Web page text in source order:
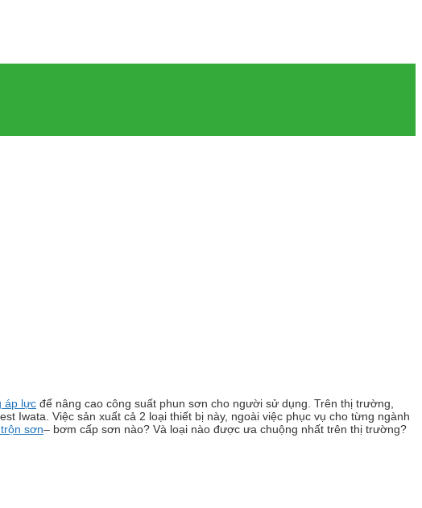
áp lực để nâng cao công suất phun sơn cho người sử dụng. Trên thị trường,
Iwata. Việc sản xuất cả 2 loại thiết bị này, ngoài việc phục vụ cho từng ngành
sơn– bơm cấp sơn nào? Và loại nào được ưa chuộng nhất trên thị trường?